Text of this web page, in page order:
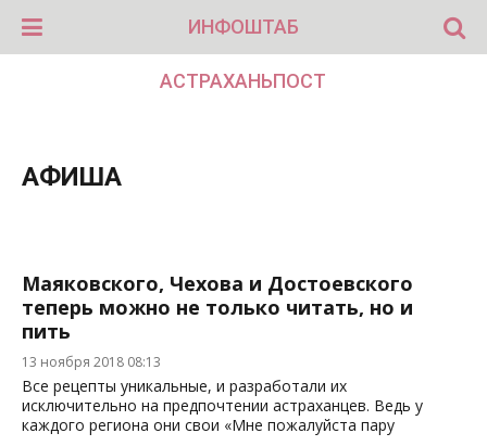
ИНФОШТАБ
АСТРАХАНЬПОСТ
АФИША
Маяковского, Чехова и Достоевского
теперь можно не только читать, но и
пить
13 ноября 2018 08:13
Все рецепты уникальные, и разработали их
исключительно на предпочтении астраханцев. Ведь у
каждого региона они свои «Мне пожалуйста пару